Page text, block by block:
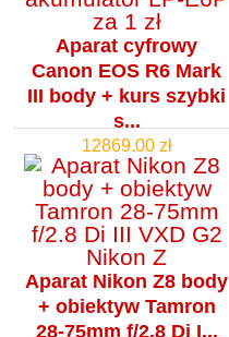
Aparat cyfrowy
Canon EOS R6 Mark
III body + kurs szybki
s...
12869.00 zł
Aparat Nikon Z8 body
+ obiektyw Tamron
28-75mm f/2.8 Di I...